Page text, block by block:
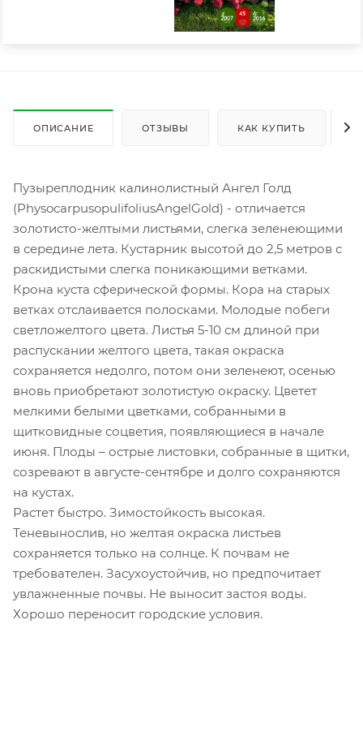
ОПИСАНИЕ ОТЗЫВЫ КАК КУПИТЬ
Пузыреплодник калинолистный Ангел Голд
(PhysocarpusopulifoliusAngelGold) - отличается
золотисто-желтыми листьями, слегка зеленеющими
в середине лета. Кустарник высотой до 2,5 метров с
раскидистыми слегка поникающими ветками.
Крона куста сферической формы. Кора на старых
ветках отслаивается полосками. Молодые побеги
светложелтого цвета. Листья 5-10 см длиной при
распускании желтого цвета, такая окраска
сохраняется недолго, потом они зеленеют, осенью
вновь приобретают золотистую окраску. Цветет
мелкими белыми цветками, собранными в
щитковидные соцветия, появляющиеся в начале
июня. Плоды – острые листовки, собранные в щитки,
созревают в августе-сентябре и долго сохраняются
на кустах.
Растет быстро. Зимостойкость высокая.
Теневынослив, но желтая окраска листьев
сохраняется только на солнце. К почвам не
требователен. Засухоустойчив, но предпочитает
увлажненные почвы. Не выносит застоя воды.
Хорошо переносит городские условия.